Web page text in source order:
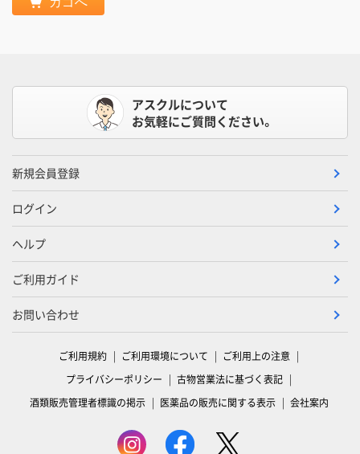
アスクルについて
お気軽にご質問ください。
新規会員登録
ログイン
ヘルプ
ご利用ガイド
お問い合わせ
ご利用規約 ご利用環境について
ご利用上の注意
プライバシーポリシー
古物営業法に基づく表記
酒類販売管理者標識の掲示
医薬品の販売に関する表示 会社案内